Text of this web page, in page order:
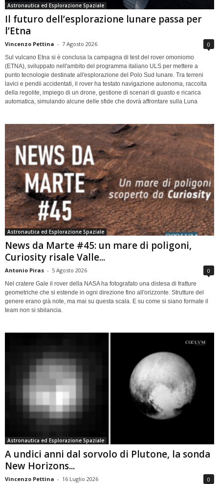
Astronautica ed Esplorazione Spaziale
Il futuro dell’esplorazione lunare passa per
l’Etna
Vincenzo Pettina - 7 Agosto 2026 0
Sul vulcano Etna si è conclusa la campagna di test del rover omoniomo
(ETNA), sviluppato nell'ambito del programma italiano ULS per mettere a
punto tecnologie destinate all'esplorazione del Polo Sud lunare. Tra terreni
lavici e pendii accidentati, il rover ha testato navigazione autonoma, raccolta
della regolite, impiego di un drone, gestione di scenari di guasto e ricarica
automatica, simulando alcune delle sfide che dovrà affrontare sulla Luna
Astronautica ed Esplorazione Spaziale
News da Marte #45: un mare di poligoni,
Curiosity risale Valle...
Antonio Piras - 5 Agosto 2026 0
Nel cratere Gale il rover della NASA ha fotografato una distesa di fratture
geometriche che si estende in ogni direzione fino all'orizzonte. Strutture del
genere erano già note, ma mai su questa scala. E su come si siano formate il
team non si sbilancia.
Astronautica ed Esplorazione Spaziale
A undici anni dal sorvolo di Plutone, la sonda
New Horizons...
Vincenzo Pettina - 16 Luglio 2026 0